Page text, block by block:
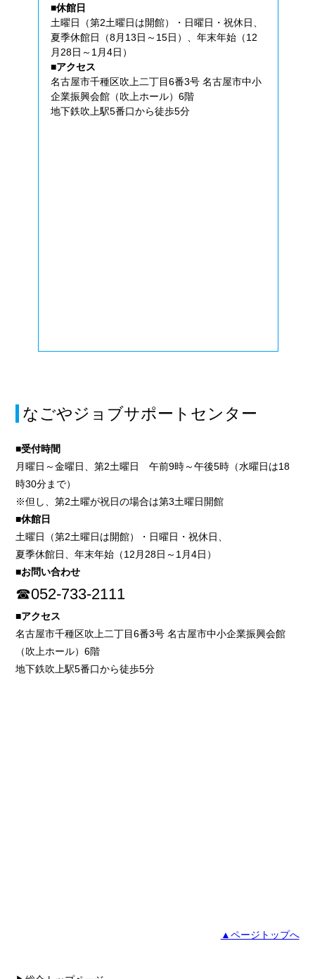
■休館日
土曜日（第2土曜日は開館）・日曜日・祝休日、
夏季休館日（8月13日～15日）、年末年始（12
月28日～1月4日）
■アクセス
名古屋市千種区吹上二丁目6番3号 名古屋市中小
企業振興会館（吹上ホール）6階
地下鉄吹上駅5番口から徒歩5分
なごやジョブサポートセンター
■受付時間
月曜日～金曜日、第2土曜日 午前9時～午後5時（水曜日は18
時30分まで）
※但し、第2土曜が祝日の場合は第3土曜日開館
■休館日
土曜日（第2土曜日は開館）・日曜日・祝休日、
夏季休館日、年末年始（12月28日～1月4日）
■お問い合わせ
☎052-733-2111
■アクセス
名古屋市千種区吹上二丁目6番3号 名古屋市中小企業振興会館
（吹上ホール）6階
地下鉄吹上駅5番口から徒歩5分
▲ページトップへ